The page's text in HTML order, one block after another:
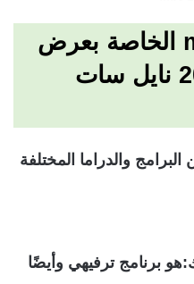
ترددات قناة mbc 2 الخاصة بعرض
الأفلام الأجنبية 2023 نايل سات
والدراما المختلفة
برنامج ترفيهي وأيضًا